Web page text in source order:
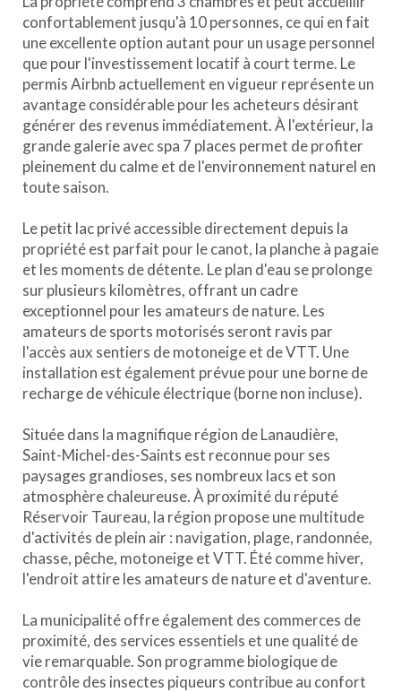
confortablement jusqu'à 10 personnes, ce qui en fait
une excellente option autant pour un usage personnel
que pour l'investissement locatif à court terme. Le
permis Airbnb actuellement en vigueur représente un
avantage considérable pour les acheteurs désirant
générer des revenus immédiatement. À l'extérieur, la
grande galerie avec spa 7 places permet de profiter
pleinement du calme et de l'environnement naturel en
toute saison.
Le petit lac privé accessible directement depuis la
propriété est parfait pour le canot, la planche à pagaie
et les moments de détente. Le plan d'eau se prolonge
sur plusieurs kilomètres, offrant un cadre
exceptionnel pour les amateurs de nature. Les
amateurs de sports motorisés seront ravis par
l'accès aux sentiers de motoneige et de VTT. Une
installation est également prévue pour une borne de
recharge de véhicule électrique (borne non incluse).
Située dans la magnifique région de Lanaudière,
Saint-Michel-des-Saints est reconnue pour ses
paysages grandioses, ses nombreux lacs et son
atmosphère chaleureuse. À proximité du réputé
Réservoir Taureau, la région propose une multitude
d'activités de plein air : navigation, plage, randonnée,
chasse, pêche, motoneige et VTT. Été comme hiver,
l'endroit attire les amateurs de nature et d'aventure.
La municipalité offre également des commerces de
proximité, des services essentiels et une qualité de
vie remarquable. Son programme biologique de
contrôle des insectes piqueurs contribue au confort